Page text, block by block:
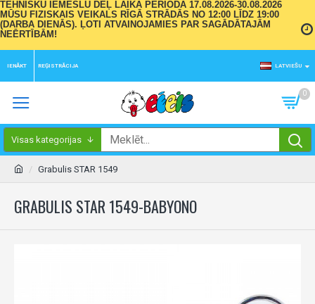
TEHNISKU IEMESLU DĒĻ LAIKA PERIODĀ 17.08.2026-30.08.2026
MŪSU FIZISKAIS VEIKALS RĪGĀ STRĀDĀS NO 12:00 LĪDZ 19:00
(DARBA DIENĀS). ĻOTI ATVAINOJAMIES PAR SAGĀDĀTAJĀM
NEĒRTĪBĀM!
IENĀKT REĢISTRĀCIJA LATVIEŠU
0
Visas kategorijas
Grabulis STAR 1549
GRABULIS STAR 1549-BABYONO